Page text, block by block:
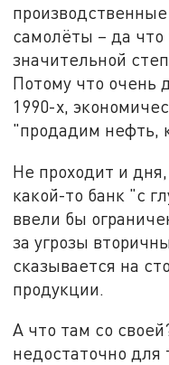
самолёты – да
значительной
Потому что очень
1990-х,
"продадим нефть,
Не проходит и
какой-то банк "с
ввели бы
за угрозы
сказывается на
продукции.
А что там со
недостаточно